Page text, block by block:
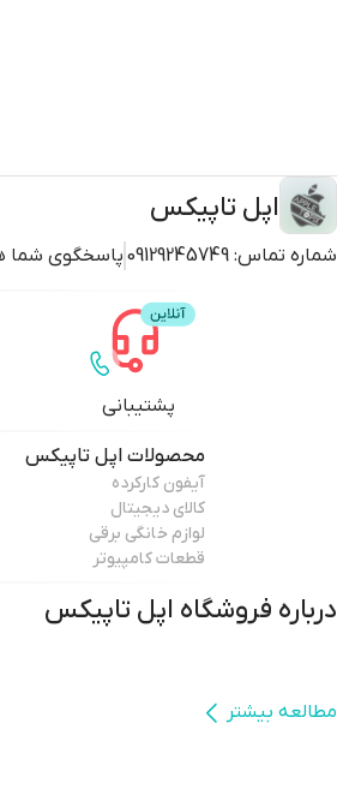
اپل تاپیکس
شماره تماس: 09129245749 پاسخگوی شما
پشتیبانی
محصولات اپل تاپیکس
آیفون کارکرده
کالای دیجیتال
لوازم خانگی برقی
قطعات کامپیوتر
درباره فروشگاه اپل تاپیکس
مطالعه بیشتر